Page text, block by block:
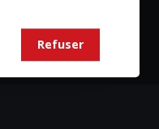
S'abonner
Refuser